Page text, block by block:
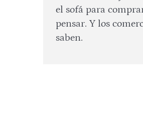
el sofá para
pensar. Y los
saben.